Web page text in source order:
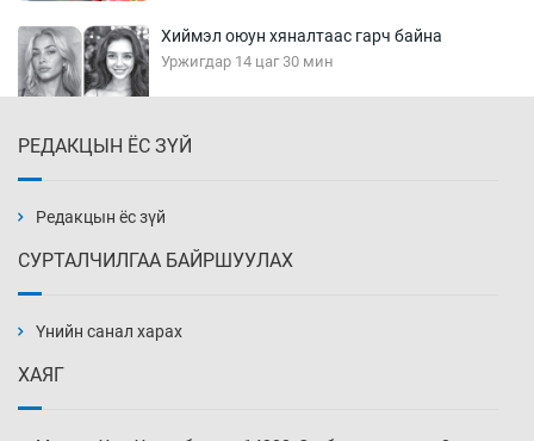
Хиймэл оюун хяналтаас гарч байна
Уржигдар 14 цаг 30 мин
Уржигдар 14 цаг 00 мин
нэмэгджээ
РЕДАКЦЫН ЁС ЗҮЙ
Редакцын ёс зүй
СУРТАЛЧИЛГАА БАЙРШУУЛАХ
Үнийн санал харах
ХАЯГ